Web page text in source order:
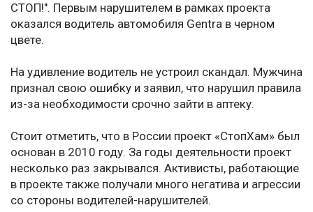
СТОП!". Первым нарушителем в рамках проекта
оказался водитель автомобиля Gentra в черном
цвете.
На удивление водитель не устроил скандал. Мужчина
признал свою ошибку и заявил, что нарушил правила
из-за необходимости срочно зайти в аптеку.
Стоит отметить, что в России проект «СтопХам» был
основан в 2010 году. За годы деятельности проект
несколько раз закрывался. Активисты, работающие
в проекте также получали много негатива и агрессии
со стороны водителей-нарушителей.